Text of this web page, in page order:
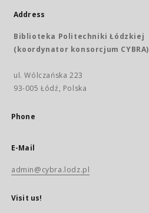
Address
Biblioteka Politechniki Łódzkiej
(koordynator konsorcjum CYBRA)
ul. Wólczańska 223
93-005 Łódź, Polska
Phone
E-Mail
admin@cybra.lodz.pl
Visit us!